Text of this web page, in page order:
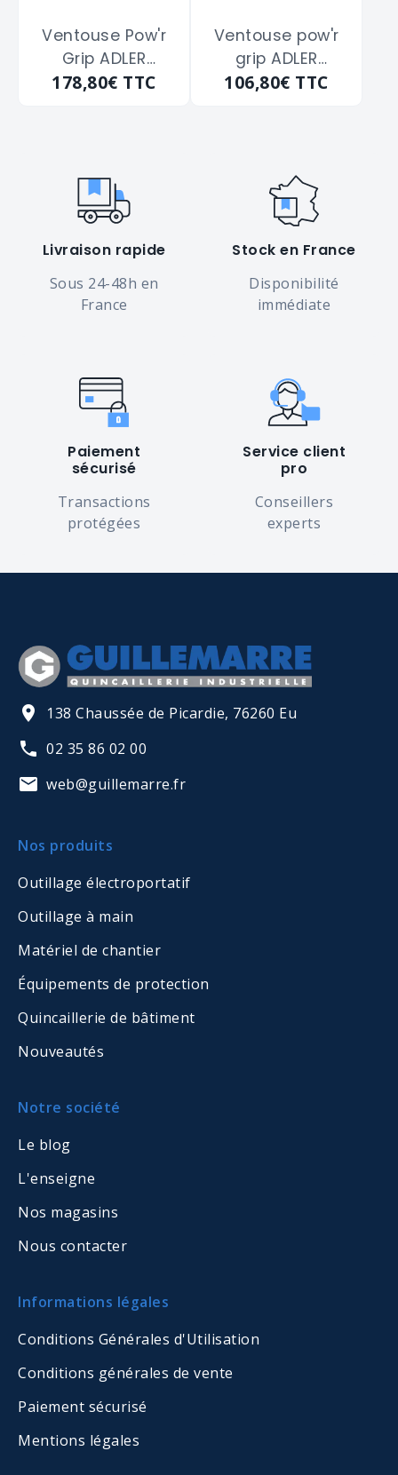
Ventouse Pow'r
Grip ADLER
"18401B" diam.
178,80€ TTC
Ventouse pow'r
grip ADLER
"18402C" diam.
106,80€ TTC
Livraison rapide
Sous 24-48h en
France
Stock en France
Disponibilité
immédiate
Paiement
sécurisé
Transactions
protégées
Service client
pro
Conseillers
experts
138 Chaussée de Picardie, 76260 Eu
02 35 86 02 00
web@guillemarre.fr
Nos produits
Outillage électroportatif
Outillage à main
Matériel de chantier
Équipements de protection
Quincaillerie de bâtiment
Nouveautés
Notre société
Le blog
L'enseigne
Nos magasins
Nous contacter
Informations légales
Conditions Générales d'Utilisation
Conditions générales de vente
Paiement sécurisé
Mentions légales